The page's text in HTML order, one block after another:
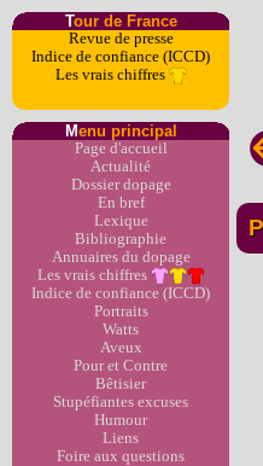
Tour de France
Revue de presse
Indice de confiance (ICCD)
Les vrais chiffres
Menu principal
Page d'accueil
Actualité
Dossier dopage
En bref
Lexique
Bibliographie
Annuaires du dopage
Les vrais chiffres
Indice de confiance (ICCD)
Portraits
Watts
Aveux
Pour et Contre
Bêtisier
Stupéfiantes excuses
Humour
Liens
Foire aux questions